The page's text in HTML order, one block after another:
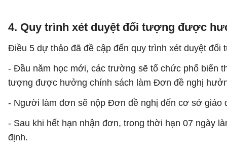
4. Quy trình xét duyệt đối tượng được
Điều 5 dự thảo đã đề cập đến quy trình xét duyệt
- Đầu năm học mới, các trường sẽ tổ chức phổ biến
tượng được hưởng chính sách làm Đơn đề nghị
- Người làm đơn sẽ nộp Đơn đề nghị đến cơ sở giáo
- Sau khi hết hạn nhận đơn, trong thời hạn 07 ngày
định.